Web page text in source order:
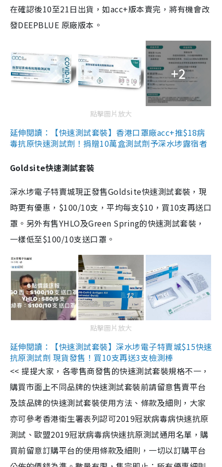
在確認後10至21日出貨，如acc+版本賣完，將有機會改
發DEEPBLUE 原廠版本。
+2
點擊圖片放大
延伸閱讀：【快速測試套裝】香港口罩廠acc+推$18病
毒抗原快速測試劑！捐贈10萬盒測試劑予深水埗露宿者
Goldsite快速測試套裝
深水埗電子特賣城現正發售Goldsite快速測試套裝，現
時更有優惠，$100/10支，平均每支$10，買10支再送口
罩。另外有售YHLO及Green Spring的快速測試套裝，
一樣低至$100/10支送口罩。
點擊圖片放大
延伸閱讀：【快速測試套裝】深水埗電子特賣城$15快速
抗原測試劑 現貨發售！買10支再送3支檢測棒
<< 提提大家，各零售商發售的快速測試套裝規格不一，
購買市面上不同品牌的快速測試套裝前請留意售賣平台
及該品牌的快速測試套裝使用方法、條款及細則，大家
亦可參考香港衞生署表列認可2019冠狀病毒病快速抗原
測試、歐盟2019冠狀病毒病快速抗原測試通用名單，購
買前留意訂購平台的使用條款及細則，一切以訂購平台